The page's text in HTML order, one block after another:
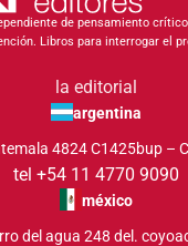
de pensamiento
Libros para interrogar el
la editorial
argentina
4824 C1425bup –
tel +54 11 4770 9090
méxico
del agua 248 del.